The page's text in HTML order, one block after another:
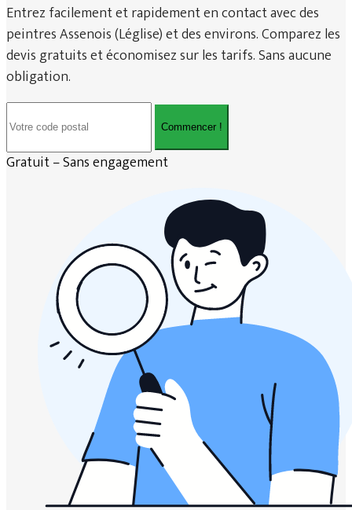
Entrez facilement et rapidement en contact avec des
peintres Assenois (Léglise) et des environs. Comparez les
devis gratuits et économisez sur les tarifs. Sans aucune
obligation.
Commencer !
Gratuit – Sans engagement